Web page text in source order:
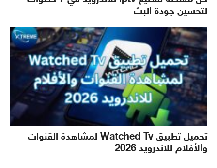
لتحسين جودة البث
تحميل تطبيق Watched Tv لمشاهدة القنوات
والأفلام للاندرويد 2026